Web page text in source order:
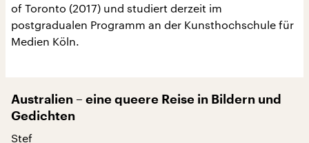
of Toronto (2017) und studiert derzeit im
postgradualen Programm an der Kunsthochschule für
Medien Köln.
Australien – eine queere Reise in Bildern und
Gedichten
Stef